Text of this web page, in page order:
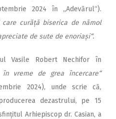
2024 în „Adevărul“).
care curăță biserica de nămol
de sute de enoriași“.
Vasile Robert Nechifor în
în vreme de grea încercare“
2024), unde scrie că,
dezastrului, pe 15
Arhiepiscop dr. Casian, a